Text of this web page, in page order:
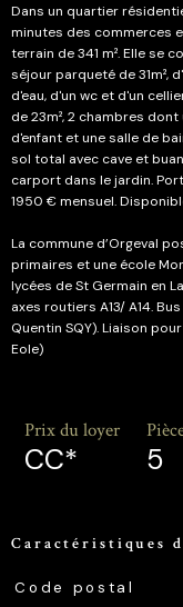
Dans un quartier
minutes des commerces
terrain de 341 m². Elle se
séjour parqueté de 31m²,
d'eau, d'un wc et d'un
de 23m², 2 chambres
d'enfant et une salle de
sol total avec cave et
carport dans le jardin.
1950 € mensuel.
La commune d’Orgeval
primaires et une école
lycées de St Germain en
axes routiers A13/ A14.
Quentin SQY). Liaison
Eole)
Prix du loyer
CC* 5
Caractéristiques
Caractéristiques Valeurs
Code postal